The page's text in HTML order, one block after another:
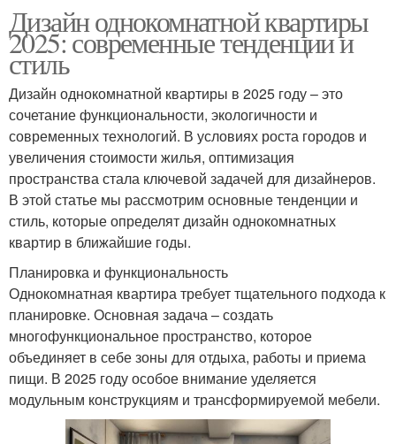
Дизайн однокомнатной квартиры
2025: современные тенденции и
стиль
Дизайн однокомнатной квартиры в 2025 году – это
сочетание функциональности, экологичности и
современных технологий. В условиях роста городов и
увеличения стоимости жилья, оптимизация
пространства стала ключевой задачей для дизайнеров.
В этой статье мы рассмотрим основные тенденции и
стиль, которые определят дизайн однокомнатных
квартир в ближайшие годы.
Планировка и функциональность
Однокомнатная квартира требует тщательного подхода к
планировке. Основная задача – создать
многофункциональное пространство, которое
объединяет в себе зоны для отдыха, работы и приема
пищи. В 2025 году особое внимание уделяется
модульным конструкциям и трансформируемой мебели.